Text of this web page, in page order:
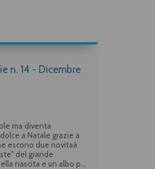
n. 14 - Dicembre
ma diventa
a Natale grazie a
escono due novitaà
del grande
nascita e un albo per